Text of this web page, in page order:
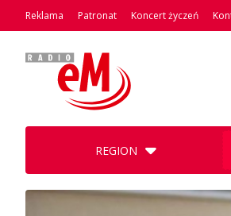
Reklama Patronat Koncert życzeń
REGION